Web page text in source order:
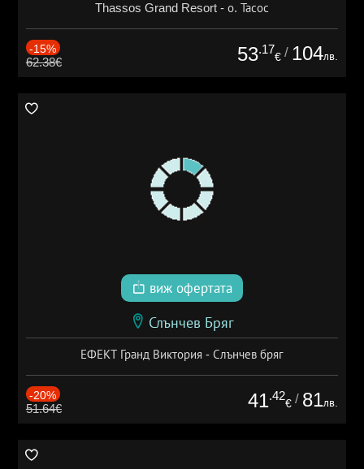
Thassos Grand Resort - о. Тасос
-15%
62.38€ 53.17
€ / 104лв.
виж офертата
Слънчев Бряг
ЕФЕКТ Гранд Виктория - Слънчев бряг
-20%
51.64€ 41.42
€ / 81лв.